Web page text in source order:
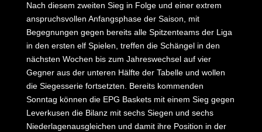
Nach diesem zweiten Sieg in Folge und einer extrem
anspruchsvollen Anfangsphase der Saison, mit
Begegnungen gegen bereits alle Spitzenteams der Liga
in den ersten elf Spielen, treffen die Schängel in den
nächsten Wochen bis zum Jahreswechsel auf vier
Gegner aus der unteren Hälfte der Tabelle und wollen
die Siegesserie fortsetzten. Bereits kommenden
Sonntag können die EPG Baskets mit einem Sieg gegen
Leverkusen die Bilanz mit sechs Siegen und sechs
Niederlagenausgleichen und damit ihre Position in der